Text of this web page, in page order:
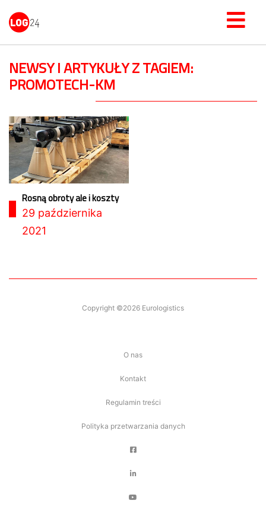
NEWSY I ARTYKUŁY Z TAGIEM:
PROMOTECH-KM
Rosną obroty ale i koszty
29 października
2021
Copyright ©2026 Eurologistics
O nas
Kontakt
Regulamin treści
Polityka przetwarzania danych